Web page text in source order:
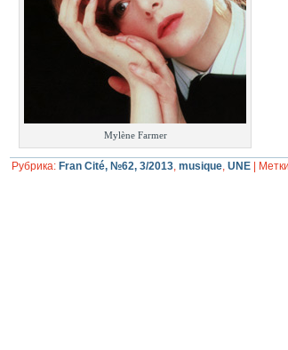
Mylène Farmer
Рубрика: Fran Cité, №62, 3/2013, musique, UNE